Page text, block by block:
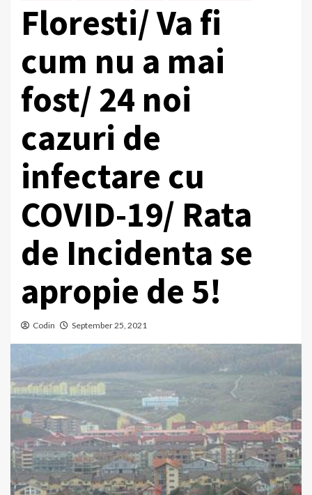
Floresti/ Va fi
cum nu a mai
fost/ 24 noi
cazuri de
infectare cu
COVID-19/ Rata
de Incidenta se
apropie de 5!
Codin September 25, 2021